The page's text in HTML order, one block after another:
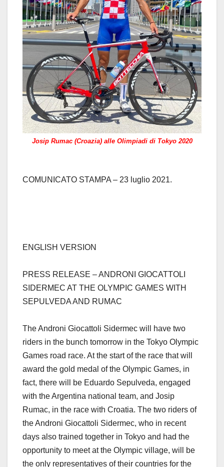
Josip Rumac (Croazia) alle Olimpiadi di Tokyo 2020
COMUNICATO STAMPA – 23 luglio 2021.
ENGLISH VERSION
PRESS RELEASE – ANDRONI GIOCATTOLI
SIDERMEC AT THE OLYMPIC GAMES WITH
SEPULVEDA AND RUMAC
The Androni Giocattoli Sidermec will have two
riders in the bunch tomorrow in the Tokyo Olympic
Games road race. At the start of the race that will
award the gold medal of the Olympic Games, in
fact, there will be Eduardo Sepulveda, engaged
with the Argentina national team, and Josip
Rumac, in the race with Croatia. The two riders of
the Androni Giocattoli Sidermec, who in recent
days also trained together in Tokyo and had the
opportunity to meet at the Olympic village, will be
the only representatives of their countries for the